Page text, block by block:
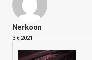
Nerkoon
3.6.2021